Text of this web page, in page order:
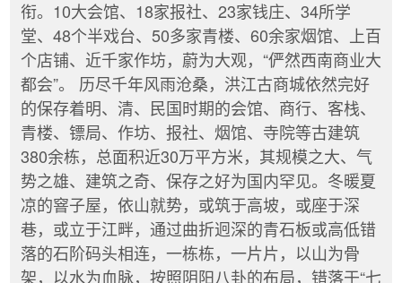
衔。10大会馆、18家报社、23家钱庄、34所学
堂、48个半戏台、50多家青楼、60余家烟馆、上百
个店铺、近千家作坊，蔚为大观，“俨然西南商业大
都会”。 历尽千年风雨沧桑，洪江古商城依然完好
的保存着明、清、民国时期的会馆、商行、客栈、
青楼、镖局、作坊、报社、烟馆、寺院等古建筑
380余栋，总面积近30万平方米，其规模之大、气
势之雄、建筑之奇、保存之好为国内罕见。冬暖夏
凉的窨子屋，依山就势，或筑于高坡，或座于深
巷，或立于江畔，通过曲折迥深的青石板或高低错
落的石阶码头相连，一栋栋，一片片，以山为骨
架，以水为血脉，按照阴阳八卦的布局，错落于“七